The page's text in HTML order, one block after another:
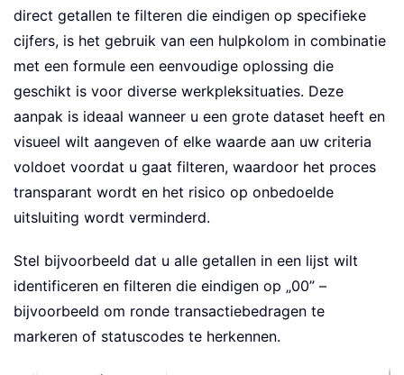
direct getallen te filteren die eindigen op specifieke
cijfers, is het gebruik van een hulpkolom in combinatie
met een formule een eenvoudige oplossing die
geschikt is voor diverse werkpleksituaties. Deze
aanpak is ideaal wanneer u een grote dataset heeft en
visueel wilt aangeven of elke waarde aan uw criteria
voldoet voordat u gaat filteren, waardoor het proces
transparant wordt en het risico op onbedoelde
uitsluiting wordt verminderd.
Stel bijvoorbeeld dat u alle getallen in een lijst wilt
identificeren en filteren die eindigen op „00” –
bijvoorbeeld om ronde transactiebedragen te
markeren of statuscodes te herkennen.